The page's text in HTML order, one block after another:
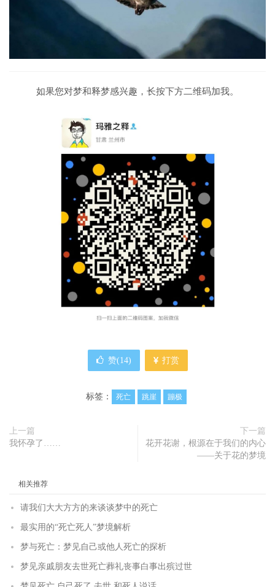
如果您对梦和释梦感兴趣，长按下方二维码加我。
赞(14) 打赏
标签： 死亡 跳崖 蹦极
上一篇
我怀孕了……
下一篇
花开花谢，根源在于我们的内心
——关于花的梦境
相关推荐
请我们大大方方的来谈谈梦中的死亡
最实用的“死亡死人”梦境解析
梦与死亡：梦见自己或他人死亡的探析
梦见亲戚朋友去世死亡葬礼丧事白事出殡过世